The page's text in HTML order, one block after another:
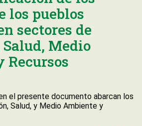
los pueblos
sectores de
Medio
Recursos
el presente documento abarcan los
Salud, y Medio Ambiente y